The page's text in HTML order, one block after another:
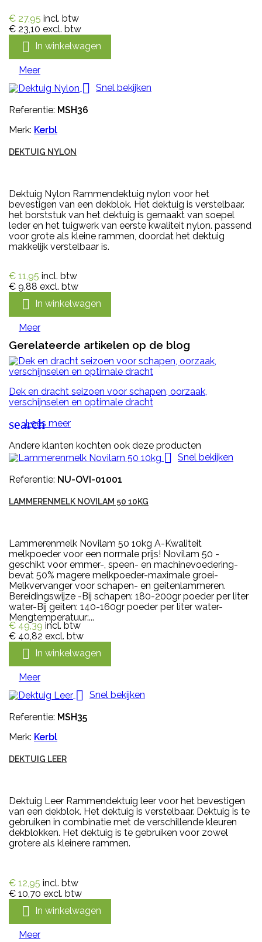
€ 27,95 incl. btw
€ 23,10 excl. btw
 In winkelwagen
Meer
 Snel bekijken
Referentie: MSH36
Merk: Kerbl
DEKTUIG NYLON
Dektuig Nylon Rammendektuig nylon voor het
bevestigen van een dekblok. Het dektuig is verstelbaar.
het borststuk van het dektuig is gemaakt van soepel
leder en het tuigwerk van eerste kwaliteit nylon. passend
voor grote als kleine rammen, doordat het dektuig
makkelijk verstelbaar is.
€ 11,95 incl. btw
€ 9,88 excl. btw
 In winkelwagen
Meer
Gerelateerde artikelen op de blog
Dek en dracht seizoen voor schapen, oorzaak,
verschijnselen en optimale dracht
search
Lees meer
Andere klanten kochten ook deze producten
 Snel bekijken
Referentie: NU-OVI-01001
LAMMERENMELK NOVILAM 50 10KG
Lammerenmelk Novilam 50 10kg A-Kwaliteit
melkpoeder voor een normale prijs! Novilam 50 -
geschikt voor emmer-, speen- en machinevoedering-
bevat 50% magere melkpoeder-maximale groei-
Melkvervanger voor schapen- en geitenlammeren.
Bereidingswijze -Bij schapen: 180-200gr poeder per liter
water-Bij geiten: 140-160gr poeder per liter water-
Mengtemperatuur:...
€ 49,39 incl. btw
€ 40,82 excl. btw
 In winkelwagen
Meer
 Snel bekijken
Referentie: MSH35
Merk: Kerbl
DEKTUIG LEER
Dektuig Leer Rammendektuig leer voor het bevestigen
van een dekblok. Het dektuig is verstelbaar. Dektuig is te
gebruiken in combinatie met de verschillende kleuren
dekblokken. Het dektuig is te gebruiken voor zowel
grotere als kleinere rammen.
€ 12,95 incl. btw
€ 10,70 excl. btw
 In winkelwagen
Meer